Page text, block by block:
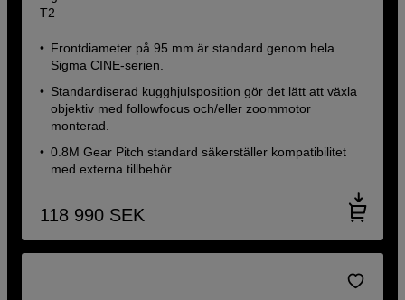
T2
Frontdiameter på 95 mm är standard genom hela
Sigma CINE-serien.
Standardiserad kugghjulsposition gör det lätt att växla
objektiv med followfocus och/eller zoommotor
monterad.
0.8M Gear Pitch standard säkerställer kompatibilitet
med externa tillbehör.
118 990 SEK